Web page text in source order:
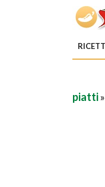
piatti»